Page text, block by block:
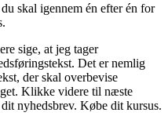
skal igennem én efter én for
sige, at jeg tager
Det er nemlig
der skal overbevise
Klikke videre til næste
nyhedsbrev. Købe dit kursus.